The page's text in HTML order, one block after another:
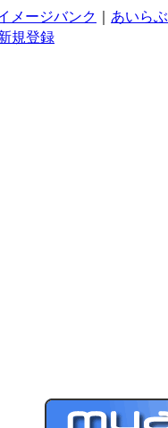
メージバンク あいら
規登録